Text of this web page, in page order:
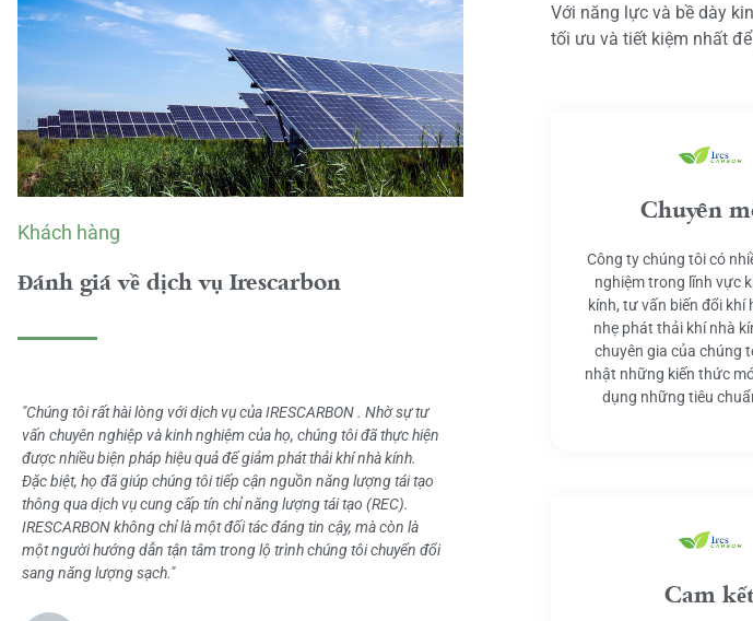
Khách hàng
Đánh giá về dịch vụ Irescarbon
"Chúng tôi rất hài lòng với dịch vụ của IRESCARBON . Nhờ sự tư
vấn chuyên nghiệp và kinh nghiệm của họ, chúng tôi đã thực hiện
được nhiều biện pháp hiệu quả để giảm phát thải khí nhà kính.
Đặc biệt, họ đã giúp chúng tôi tiếp cận nguồn năng lượng tái tạo
thông qua dịch vụ cung cấp tín chỉ năng lượng tái tạo (REC).
IRESCARBON không chỉ là một đối tác đáng tin cậy, mà còn là
một người hướng dẫn tận tâm trong lộ trình chúng tôi chuyển đổi
sang năng lượng sạch."
Với năng lực và bề dày
tối ưu và tiết kiệm nhất
Chuyên
Công ty chúng tôi có
nghiệm trong lĩnh vực
kính, tư vấn biến đổi khí
nhẹ phát thải khí nhà
chuyên gia của chúng
nhật những kiến thức
dụng những tiêu
Cam